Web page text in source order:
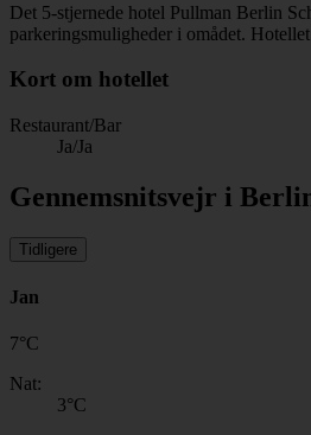
Det 5-stjernede hotel Pullman Berlin
parkeringsmuligheder i omådet.
Kort om hotellet
Restaurant/Bar
Ja/Ja
Gennemsnitsvejr i
Tidligere
Jan
7°C
Nat:
3°C